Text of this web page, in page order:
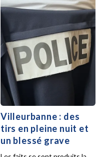
Villeurbanne : des
tirs en pleine nuit et
un blessé grave